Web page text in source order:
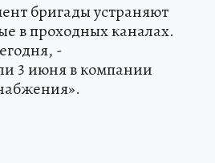
бригады устраняют
в проходных каналах.
-
3 июня в компании